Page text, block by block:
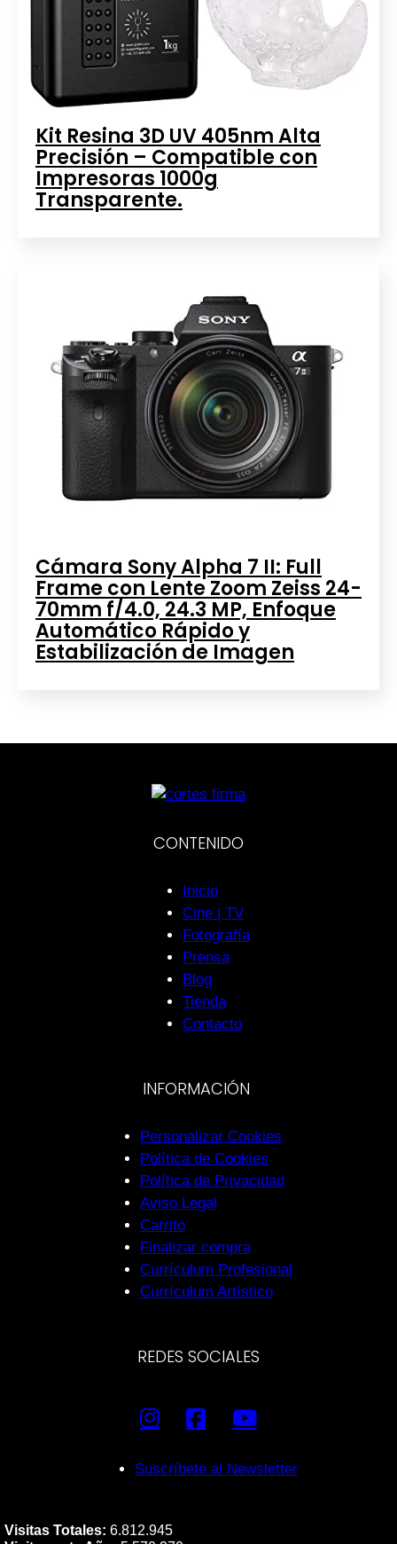
Kit Resina 3D UV 405nm Alta
Precisión – Compatible con
Impresoras 1000g
Transparente.
Cámara Sony Alpha 7 II: Full
Frame con Lente Zoom Zeiss 24-
70mm f/4.0, 24.3 MP, Enfoque
Automático Rápido y
Estabilización de Imagen
CONTENIDO
Inicio
Cine | TV
Fotografía
Prensa
Blog
Tienda
Contacto
INFORMACIÓN
Personalizar Cookies
Política de Cookies
Política de Privacidad
Aviso Legal
Carrito
Finalizar compra
Currículum Profesional
Currículum Artístico
REDES SOCIALES
Suscríbete al Newsletter
Visitas Totales: 6.812.945